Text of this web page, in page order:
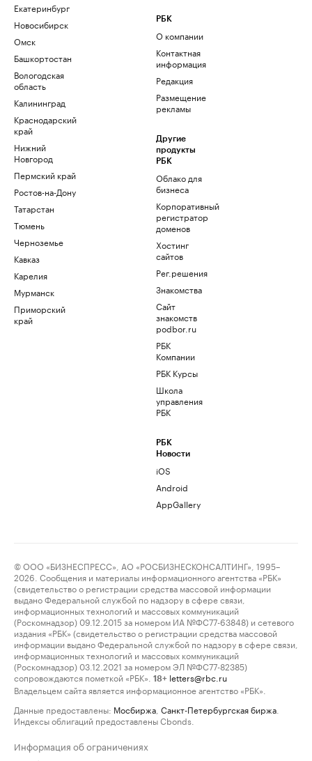
Екатеринбург
Новосибирск
Омск
Башкортостан
Вологодская
область
Калининград
Краснодарский
край
Нижний
Новгород
Пермский край
Ростов-на-Дону
Татарстан
Тюмень
Черноземье
Кавказ
Карелия
Мурманск
Приморский
край
РБК
О компании
Контактная
информация
Редакция
Размещение
рекламы
Другие
продукты
РБК
Облако для
бизнеса
Корпоративный
регистратор
доменов
Хостинг
сайтов
Рег.решения
Знакомства
Сайт
знакомств
podbor.ru
РБК
Компании
РБК Курсы
Школа
управления
РБК
РБК
Новости
iOS
Android
AppGallery
© ООО «БИЗНЕСПРЕСС», АО «РОСБИЗНЕСКОНСАЛТИНГ», 1995–
2026. Сообщения и материалы информационного агентства «РБК»
(свидетельство о регистрации средства массовой информации
выдано Федеральной службой по надзору в сфере связи,
информационных технологий и массовых коммуникаций
(Роскомнадзор) 09.12.2015 за номером ИА №ФС77-63848) и сетевого
издания «РБК» (свидетельство о регистрации средства массовой
информации выдано Федеральной службой по надзору в сфере связи,
информационных технологий и массовых коммуникаций
(Роскомнадзор) 03.12.2021 за номером ЭЛ №ФС77-82385)
сопровождаются пометкой «РБК».
18+ letters@rbc.ru
Владельцем сайта является информационное агентство «РБК».
Данные предоставлены: Мосбиржа Санкт-Петербургская биржа
Индексы облигаций предоставлены Cbonds.
Информация об ограничениях